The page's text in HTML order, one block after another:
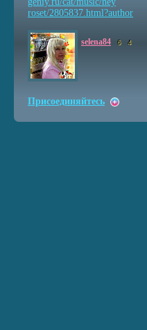
roset/2805837.html?author
selena84 6 4
Присоединяйтесь